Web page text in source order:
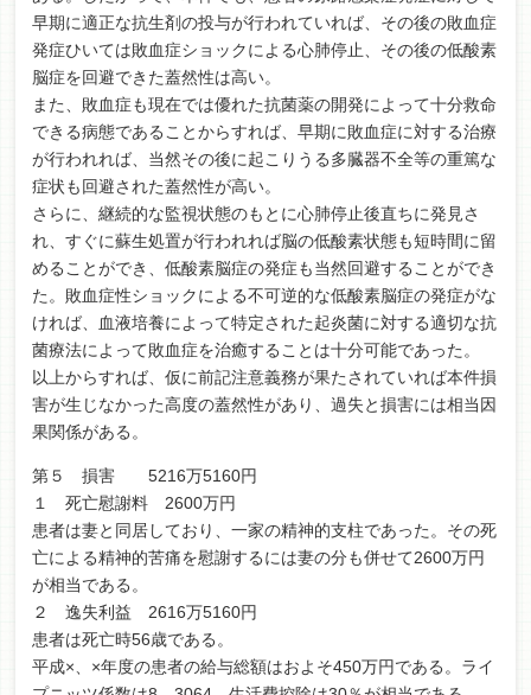
早期に適正な抗生剤の投与が行われていれば、その後の敗血症
発症ひいては敗血症ショックによる心肺停止、その後の低酸素
脳症を回避できた蓋然性は高い。
また、敗血症も現在では優れた抗菌薬の開発によって十分救命
できる病態であることからすれば、早期に敗血症に対する治療
が行われれば、当然その後に起こりうる多臓器不全等の重篤な
症状も回避された蓋然性が高い。
さらに、継続的な監視状態のもとに心肺停止後直ちに発見さ
れ、すぐに蘇生処置が行われれば脳の低酸素状態も短時間に留
めることができ、低酸素脳症の発症も当然回避することができ
た。敗血症性ショックによる不可逆的な低酸素脳症の発症がな
ければ、血液培養によって特定された起炎菌に対する適切な抗
菌療法によって敗血症を治癒することは十分可能であった。
以上からすれば、仮に前記注意義務が果たされていれば本件損
害が生じなかった高度の蓋然性があり、過失と損害には相当因
果関係がある。
第５ 損害 5216万5160円
１ 死亡慰謝料 2600万円
患者は妻と同居しており、一家の精神的支柱であった。その死
亡による精神的苦痛を慰謝するには妻の分も併せて2600万円
が相当である。
２ 逸失利益 2616万5160円
患者は死亡時56歳である。
平成×、×年度の患者の給与総額はおよそ450万円である。ライ